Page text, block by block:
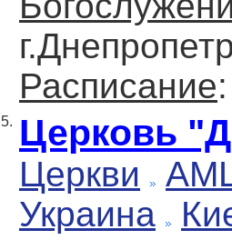
Расписание
5. Церковь
Церкви
Украина